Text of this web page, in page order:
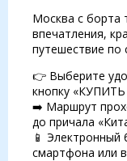
Москва с борта
впечатления,
путешествие по
👉 Выберите
кнопку
➡️ Маршрут
до причала
📱
смартфона или